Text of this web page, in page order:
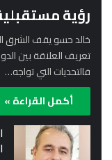
رؤية
خالد حسو يقف الشرق
تعريف العلاقة بين
فالتحديات التي تواجه…
أكمل القراءة »